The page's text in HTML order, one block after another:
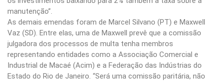
manutenção”.
As demais emendas foram de Marcel Silvano (PT) e Maxwell
Vaz (SD). Entre elas, uma de Maxwell prevê que a comissão
julgadora dos processos de multa tenha membros
representando entidades como a Associação Comercial e
Industrial de Macaé (Acim) e a Federação das Indústrias do
Estado do Rio de Janeiro. “Será uma comissão paritária, não